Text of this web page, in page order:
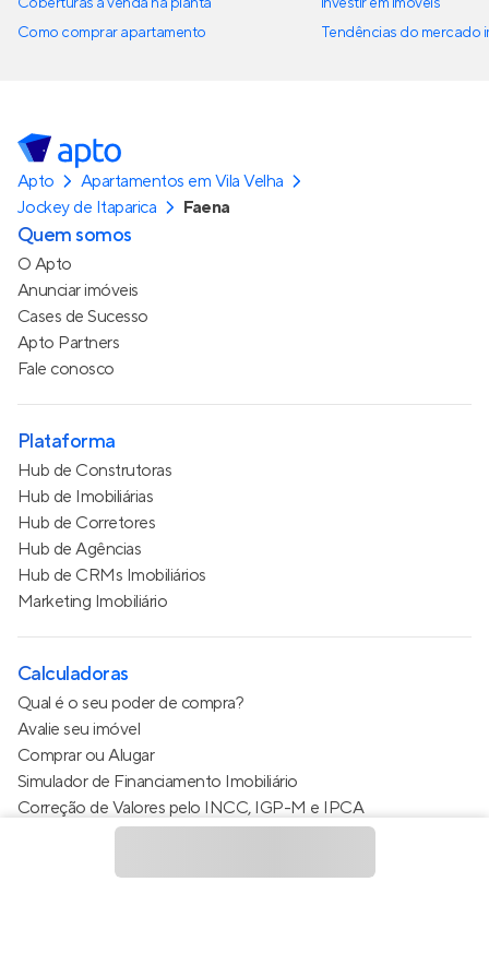
Como comprar apartamento
Tendências do mercado
Apto
Apartamentos em Vila Velha
Jockey de Itaparica
Faena
Quem somos
O Apto
Anunciar imóveis
Cases de Sucesso
Apto Partners
Fale conosco
Plataforma
Hub de Construtoras
Hub de Imobiliárias
Hub de Corretores
Hub de Agências
Hub de CRMs Imobiliários
Marketing Imobiliário
Calculadoras
Qual é o seu poder de compra?
Avalie seu imóvel
Comprar ou Alugar
Simulador de Financiamento Imobiliário
Correção de Valores pelo INCC, IGP-M e IPCA
Estimativa de valor do condomínio